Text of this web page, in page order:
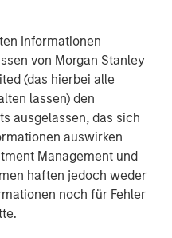
Informationen
von Morgan Stanley
(das hierbei alle
lassen) den
ausgelassen, das sich
auswirken
Management und
haften jedoch weder
noch für Fehler
on the East Coast. Mr.
New Jersey. He earned
University.
Stanley Private Equity in
Equity
of Morgan Stanley